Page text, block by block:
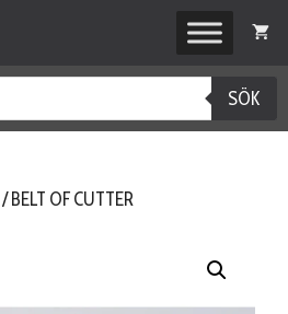
SÖK
/ BELT OF CUTTER